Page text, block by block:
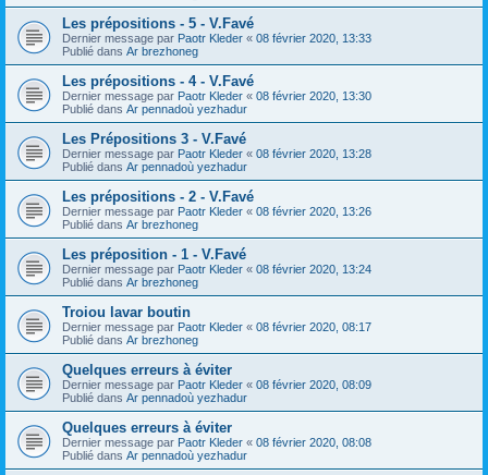
Les prépositions - 5 - V.Favé
Dernier message par Paotr Kleder « 08 février 2020, 13:33
Publié dans Ar brezhoneg
Les prépositions - 4 - V.Favé
Dernier message par Paotr Kleder « 08 février 2020, 13:30
Publié dans Ar pennadoù yezhadur
Les Prépositions 3 - V.Favé
Dernier message par Paotr Kleder « 08 février 2020, 13:28
Publié dans Ar pennadoù yezhadur
Les prépositions - 2 - V.Favé
Dernier message par Paotr Kleder « 08 février 2020, 13:26
Publié dans Ar brezhoneg
Les préposition - 1 - V.Favé
Dernier message par Paotr Kleder « 08 février 2020, 13:24
Publié dans Ar brezhoneg
Troiou lavar boutin
Dernier message par Paotr Kleder « 08 février 2020, 08:17
Publié dans Ar brezhoneg
Quelques erreurs à éviter
Dernier message par Paotr Kleder « 08 février 2020, 08:09
Publié dans Ar pennadoù yezhadur
Quelques erreurs à éviter
Dernier message par Paotr Kleder « 08 février 2020, 08:08
Publié dans Ar pennadoù yezhadur